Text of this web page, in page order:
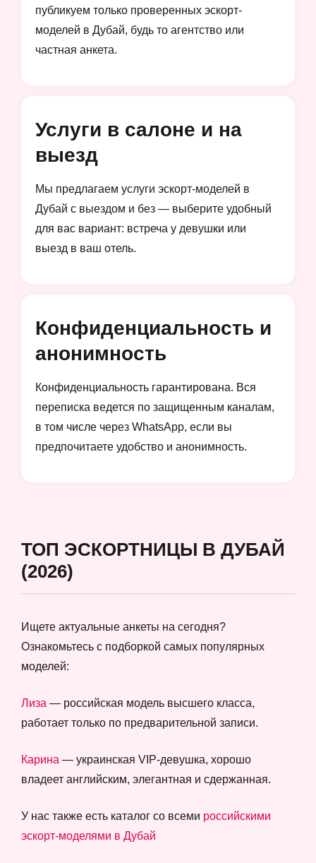
публикуем только проверенных эскорт-
моделей в Дубай, будь то агентство или
частная анкета.
Услуги в салоне и на
выезд
Мы предлагаем услуги эскорт-моделей в
Дубай с выездом и без — выберите удобный
для вас вариант: встреча у девушки или
выезд в ваш отель.
Конфиденциальность и
анонимность
Конфиденциальность гарантирована. Вся
переписка ведется по защищенным каналам,
в том числе через WhatsApp, если вы
предпочитаете удобство и анонимность.
ТОП ЭСКОРТНИЦЫ В ДУБАЙ
(2026)
Ищете актуальные анкеты на сегодня?
Ознакомьтесь с подборкой самых популярных
моделей:
Лиза — российская модель высшего класса,
работает только по предварительной записи.
Карина — украинская VIP-девушка, хорошо
владеет английским, элегантная и сдержанная.
У нас также есть каталог со всеми российскими
эскорт-моделями в Дубай